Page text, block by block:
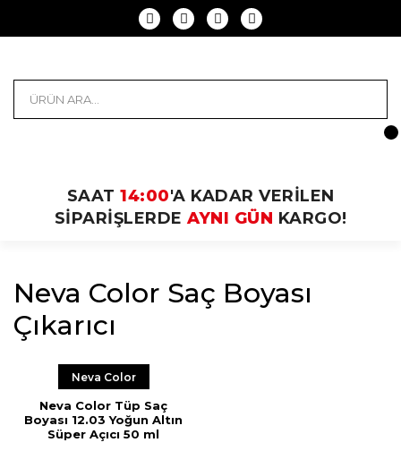
SAAT 14:00'A KADAR VERİLEN
SİPARİŞLERDE AYNI GÜN KARGO!
Neva Color Saç Boyası
Çıkarıcı
Neva Color
Neva Color Tüp Saç
Boyası 12.03 Yoğun Altın
Süper Açıcı 50 ml